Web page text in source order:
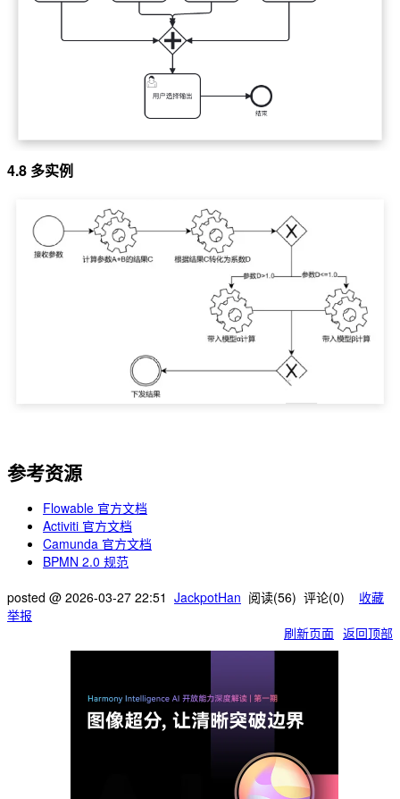
4.8 多实例
参考资源
Flowable 官方文档
Activiti 官方文档
Camunda 官方文档
BPMN 2.0 规范
posted @ 2026-03-27 22:51 JackpotHan 阅读(56) 评论(0) 收藏
举报
刷新页面 返回顶部